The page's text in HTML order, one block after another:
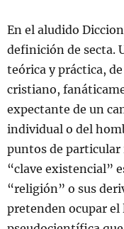
En el aludido
definición de secta.
teórica y práctica,
cristiano,
expectante de un
individual o del
puntos de particular
“clave existencial”
“religión” o sus
pretenden ocupar